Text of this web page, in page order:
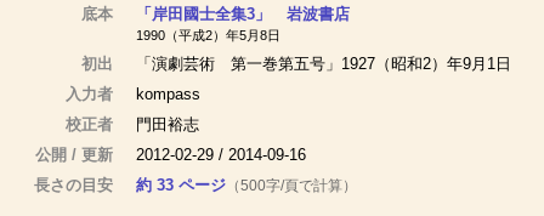
底本
「岸田國士全集3」 岩波書店
1990（平成2）年5月8日
初出
「演劇芸術 第一巻第五号」1927（昭和2）年9月1日
入力者
kompass
校正者
門田裕志
公開 / 更新
2012-02-29 / 2014-09-16
長さの目安
約 33 ページ（500字/頁で計算）